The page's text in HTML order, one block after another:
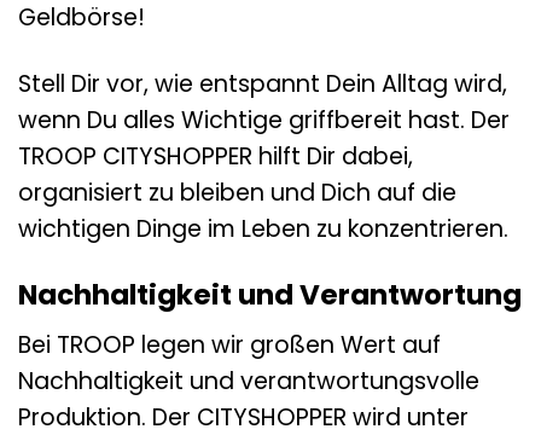
Geldbörse!
Stell Dir vor, wie entspannt Dein Alltag wird,
wenn Du alles Wichtige griffbereit hast. Der
TROOP CITYSHOPPER hilft Dir dabei,
organisiert zu bleiben und Dich auf die
wichtigen Dinge im Leben zu konzentrieren.
Nachhaltigkeit und Verantwortung
Bei TROOP legen wir großen Wert auf
Nachhaltigkeit und verantwortungsvolle
Produktion. Der CITYSHOPPER wird unter